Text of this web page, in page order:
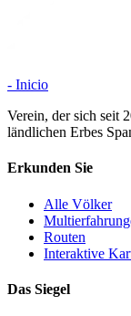
- Inicio
Verein, der sich seit
ländlichen Erbes
Erkunden Sie
Alle Völker
Routen
Interaktive
Das Siegel